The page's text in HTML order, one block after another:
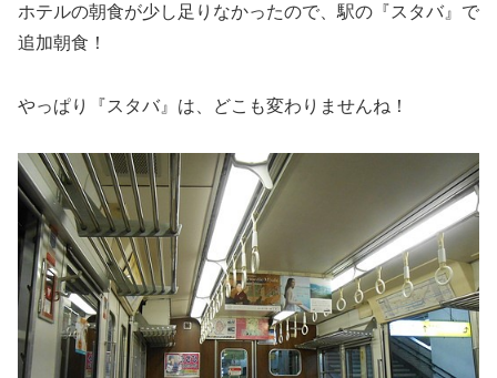
ホテルの朝食が少し足りなかったので、駅の『スタバ』で
追加朝食！
やっぱり『スタバ』は、どこも変わりませんね！